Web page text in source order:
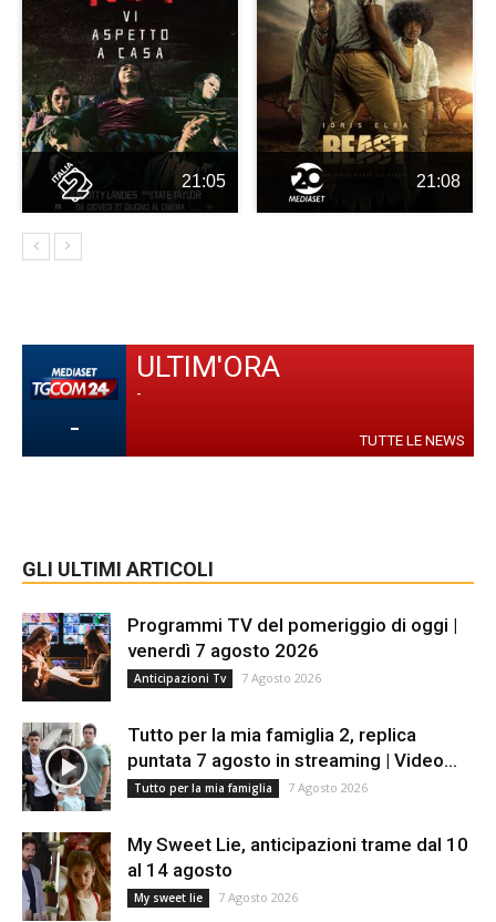
21:05 21:08
-
ULTIM'ORA
-
TUTTE LE NEWS
GLI ULTIMI ARTICOLI
Programmi TV del pomeriggio di oggi |
venerdì 7 agosto 2026
Anticipazioni Tv 7 Agosto 2026
Tutto per la mia famiglia 2, replica
puntata 7 agosto in streaming | Video...
Tutto per la mia famiglia 7 Agosto 2026
My Sweet Lie, anticipazioni trame dal 10
al 14 agosto
My sweet lie 7 Agosto 2026